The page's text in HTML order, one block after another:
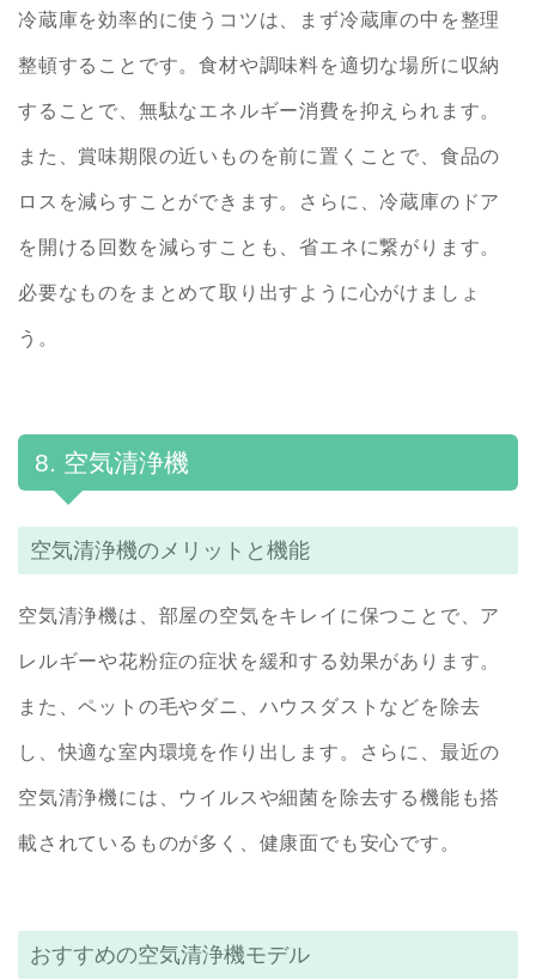
冷蔵庫を効率的に使うコツは、まず冷蔵庫の中を整理
整頓することです。食材や調味料を適切な場所に収納
することで、無駄なエネルギー消費を抑えられます。
また、賞味期限の近いものを前に置くことで、食品の
ロスを減らすことができます。さらに、冷蔵庫のドア
を開ける回数を減らすことも、省エネに繋がります。
必要なものをまとめて取り出すように心がけましょ
う。
8. 空気清浄機
空気清浄機のメリットと機能
空気清浄機は、部屋の空気をキレイに保つことで、ア
レルギーや花粉症の症状を緩和する効果があります。
また、ペットの毛やダニ、ハウスダストなどを除去
し、快適な室内環境を作り出します。さらに、最近の
空気清浄機には、ウイルスや細菌を除去する機能も搭
載されているものが多く、健康面でも安心です。
おすすめの空気清浄機モデル